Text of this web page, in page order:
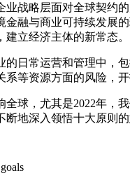
业战略层面对全球契约
金融与商业可持续发展
立经济主体的新常态。
的日常运营和管理中，
等资源方面的风险，开
全球，尤其是2022年，
断地深入领悟十大原则